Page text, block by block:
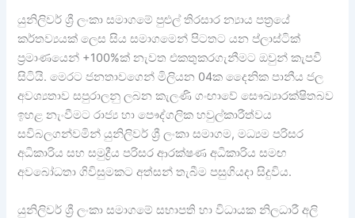
යුනිලිවර් ශ්‍රී ලංකා සමාගමේ පුළුල් තිරසාර න්‍යාය පත්‍රයේ
කර්තව්‍යයක් ලෙස සිය සමාගමෙන් පිටතට යන ප්ලාස්ටික්
ප්‍රමාණයෙන් +100%ක් නැවත එකතුකරගැනීමට ඔවුන් කැපවී
සිටියි. මෙරට ජනතාවගෙන් මිලියන 04ක දෛනික පානීය ජල
අවශ්‍යතාව සපුරාලනු ලබන කැලණි ගංඟාවේ සෞඛ්‍යාරක්ෂිතබව
ඉහළ නැංවීමට රාජ්‍ය හා පෞද්ගලික හවුල්කාරීත්වය
සවිබලගන්වමින් යුනිලිවර් ශ්‍රී ලංකා සමාගම, මධ්‍යම පරිසර
අධිකාරිය සහ සමුද්‍රීය පරිසර ආරක්ෂණ අධිකාරිය සමඟ
අවබෝධතා ගිවිසුමකට අත්සන් තැබීම පසුගියදා සිදුවිය.
යුනිලිවර් ශ්‍රී ලංකා සමාගමේ සභාපති හා විධායක නිලධාරී අලි